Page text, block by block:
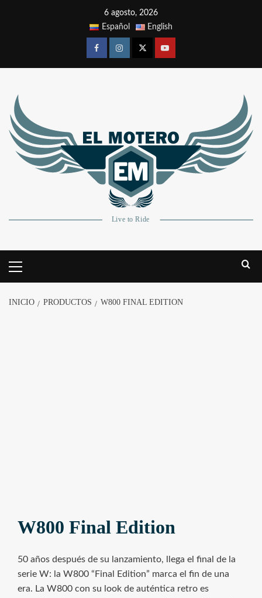
6 agosto, 2026
Español
English
INICIO PRODUCTOS W800 FINAL EDITION
W800 Final Edition
50 años después de su lanzamiento, llega el final de la
serie W: la W800 “Final Edition” marca el fin de una
era. La W800 con su look de auténtica retro es